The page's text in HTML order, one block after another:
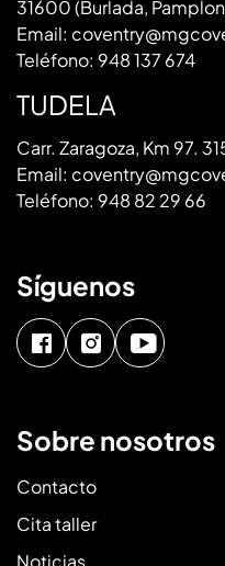
31600 (Burlada,
Email:
Teléfono: 948 137 674
TUDELA
Carr. Zaragoza, Km 97.
Email:
Teléfono: 948 82 29 66
Síguenos
Sobre nosotros
Contacto
Cita taller
Noticias